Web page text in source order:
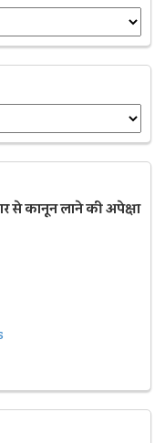
से कानून लाने की अपेक्षा